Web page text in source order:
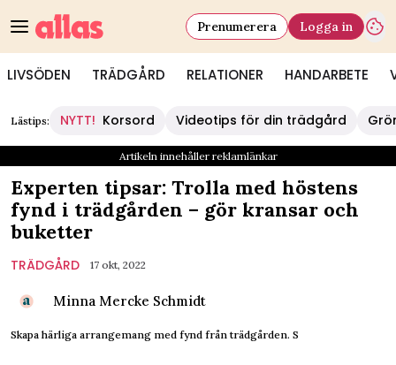
LIVSÖDEN TRÄDGÅRD RELATIONER HANDARBETE
Prenumerera Logga in
Lästips: NYTT! Korsord Videotips för din trädgård
Artikeln innehåller reklamlänkar
Experten tipsar: Trolla med höstens
fynd i trädgården – gör kransar och
buketter
TRÄDGÅRD 17 okt, 2022
Minna Mercke Schmidt
Skapa härliga arrangemang med fynd från trädgården. S